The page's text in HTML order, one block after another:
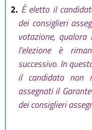
2. È eletto il
dei consiglieri
votazione,
l'elezione è
successivo. In
il candidato non
assegnati il
dei consiglieri